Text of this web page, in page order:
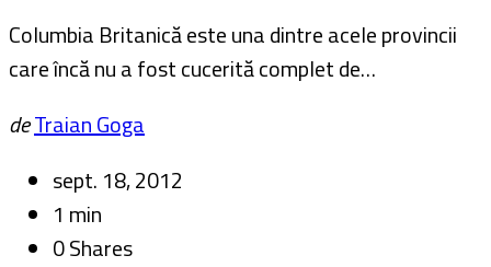
Columbia Britanică este una dintre acele provincii
care încă nu a fost cucerită complet de…
deTraian Goga
sept. 18, 2012
1 min
0 Shares